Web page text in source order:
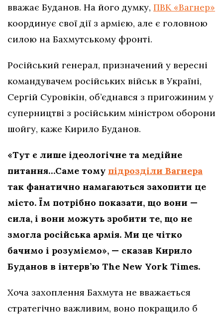
вважає Буданов. На його думку, ПВК «Вагнер»
координує свої дії з армією, але є головною
силою на Бахмутському фронті.
Російський генерал, призначений у вересні
командувачем російських військ в Україні,
Сергій Суровікін, об’єднався з пригожиним у
суперництві з російським міністром оборони
шойгу, каже Кирило Буданов.
«Тут є лише ідеологічне та медійне
питання…Саме тому підрозділи Вагнера
так фанатично намагаються захопити це
місто. Їм потрібно показати, що вони —
сила, і вони можуть зробити те, що не
змогла російська армія. Ми це чітко
бачимо і розуміємо», — сказав Кирило
Буданов в інтерв’ю The New York Times.
Хоча захоплення Бахмута не вважається
стратегічно важливим, воно покращило б